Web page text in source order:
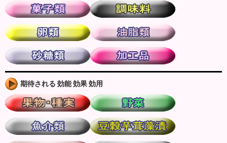
期待される 効能 効果 効用